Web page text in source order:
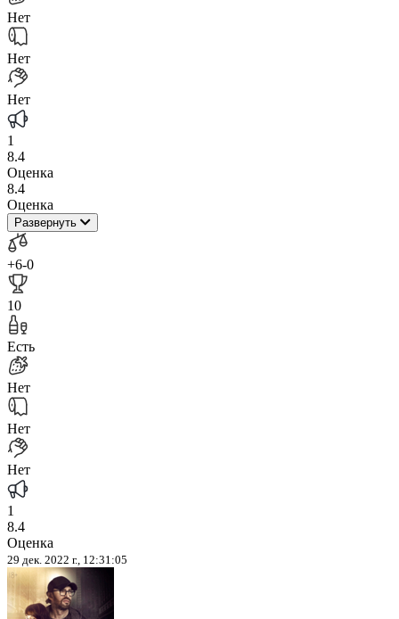
Нет
Нет
Нет
1
8.4
Оценка
8.4
Оценка
Развернуть
+6-0
10
Есть
Нет
Нет
Нет
1
8.4
Оценка
29 дек. 2022 г., 12:31:05